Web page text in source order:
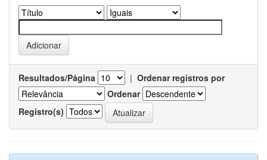
Resultados/Página | Ordenar registros por
Ordenar
Registro(s)